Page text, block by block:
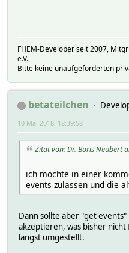
FHEM-Developer seit 2007,
e.V.
Bitte keine unaufgeforderten
betateilchen
10 Mai 2018, 18:39:58
Zitat von: Dr. Boris Neubert
ich möchte in einer
events zulassen und die
Dann sollte aber "get
akzeptieren, was bisher
längst umgestellt.